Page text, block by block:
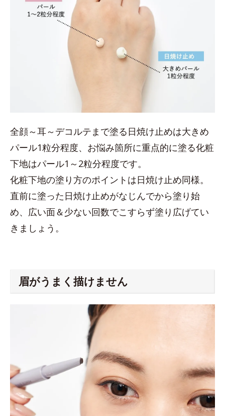
全顔～耳～デコルテまで塗る日焼け止めは大きめ
パール1粒分程度、お悩み箇所に重点的に塗る化粧
下地はパール1～2粒分程度です。
化粧下地の塗り方のポイントは日焼け止め同様。
直前に塗った日焼け止めがなじんでから塗り始
め、広い面＆少ない回数でこすらず塗り広げてい
きましょう。
眉がうまく描けません